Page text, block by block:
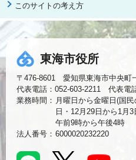
このサイトの考え方
東海市役所
〒476-8601 愛知県東海市中央町
代表電話：052-603-2211 代表電
業務時間： 月曜日から金曜日(国
日・12月29日から1月
午前9時から午後4時
法人番号： 6000020232220